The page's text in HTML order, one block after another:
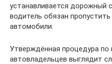
устанавливается дорожный
водитель обязан
автомобили.
Утверждённая процедура
автовладельцев выглядит